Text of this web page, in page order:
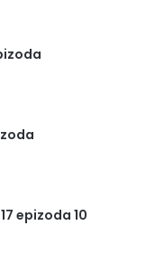
epizoda 10